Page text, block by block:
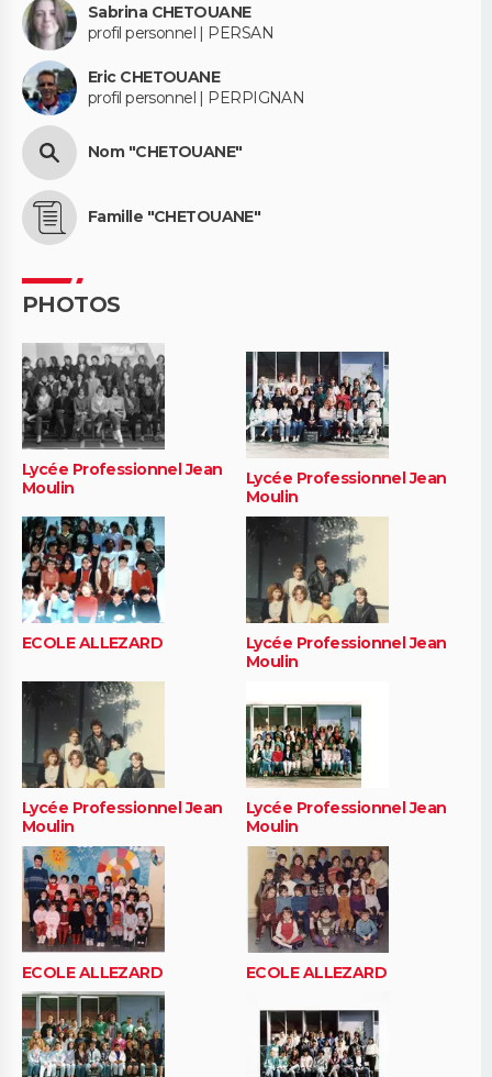
Sabrina CHETOUANE
profil personnel | PERSAN
Eric CHETOUANE
profil personnel | PERPIGNAN
Nom "CHETOUANE"
Famille "CHETOUANE"
PHOTOS
Lycée Professionnel Jean
Moulin
Lycée Professionnel Jean
Moulin
ECOLE ALLEZARD
Lycée Professionnel Jean
Moulin
Lycée Professionnel Jean
Moulin
Lycée Professionnel Jean
Moulin
ECOLE ALLEZARD ECOLE ALLEZARD